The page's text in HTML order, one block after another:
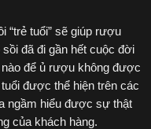
“trẻ tuổi” sẽ giúp rượu
đã đi gần hết cuộc đời
để ủ rượu không được
được thể hiện trên các
ngầm hiểu được sự thật
của khách hàng.